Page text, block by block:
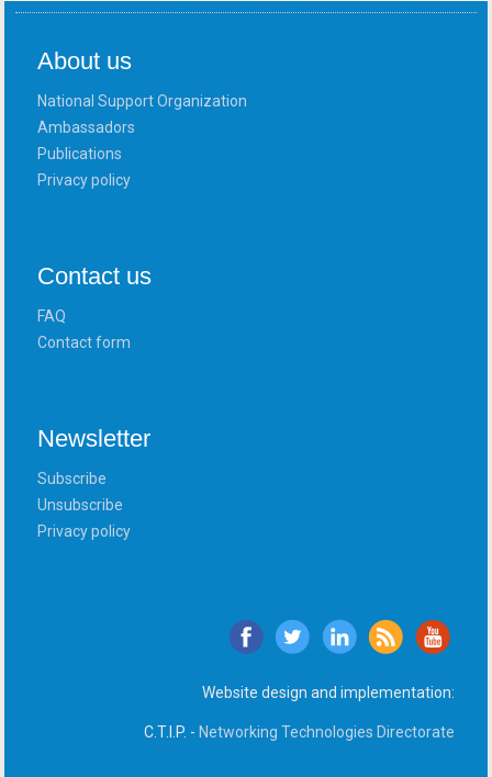
About us
National Support Organization
Ambassadors
Publications
Privacy policy
Contact us
FAQ
Contact form
Newsletter
Subscribe
Unsubscribe
Privacy policy
Website design and implementation:
C.T.I.P. - Networking Technologies Directorate